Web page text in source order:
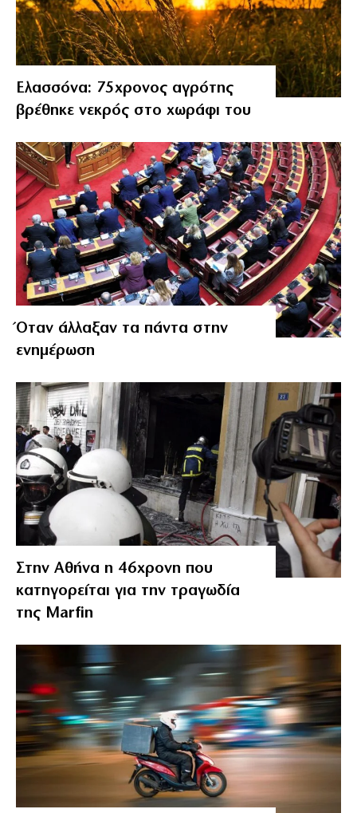
Ελασσόνα: 75χρονος αγρότης
βρέθηκε νεκρός στο χωράφι του
Όταν άλλαξαν τα πάντα στην
ενημέρωση
Στην Αθήνα η 46χρονη που
κατηγορείται για την τραγωδία
της Marfin